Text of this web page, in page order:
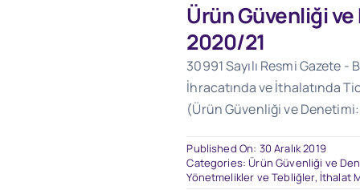
Ürün Güvenliği
2020/21
30991 Sayılı Resmi Gazete -
İhracatında ve İthalatında
(Ürün Güvenliği ve
Published On: 30 Aralık 2019
Categories: Ürün Güvenliği ve
Yönetmelikler ve Tebliğler, İthalat